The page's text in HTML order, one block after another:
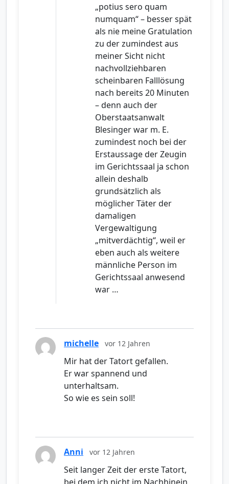
„potius sero quam
numquam“ – besser spät
als nie meine Gratulation
zu der zumindest aus
meiner Sicht nicht
nachvollziehbaren
scheinbaren Falllösung
nach bereits 20 Minuten
– denn auch der
Oberstaatsanwalt
Blesinger war m. E.
zumindest noch bei der
Erstaussage der Zeugin
im Gerichtssaal ja schon
allein deshalb
grundsätzlich als
möglicher Täter der
damaligen
Vergewaltigung
„mitverdächtig“, weil er
eben auch als weitere
männliche Person im
Gerichtssaal anwesend
war …
michelle vor 12 Jahren
Mir hat der Tatort gefallen.
Er war spannend und
unterhaltsam.
So wie es sein soll!
Anni vor 12 Jahren
Seit langer Zeit der erste Tatort,